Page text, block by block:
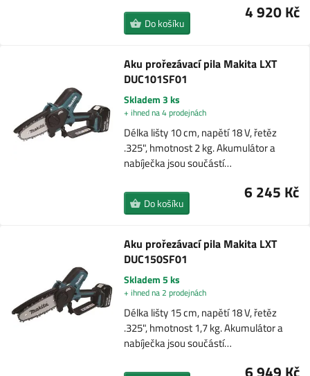
4 920 Kč
Do košíku
Aku prořezávací pila Makita LXT
DUC101SF01
Skladem 3 ks
+ ihned na 4 prodejnách
Délka lišty 10 cm, napětí 18 V, řetěz
.325", hmotnost 2 kg. Akumulátor a
nabíječka jsou součástí…
6 245 Kč
Do košíku
Aku prořezávací pila Makita LXT
DUC150SF01
Skladem 5 ks
+ ihned na 2 prodejnách
Délka lišty 15 cm, napětí 18 V, řetěz
.325", hmotnost 1,7 kg. Akumulátor a
nabíječka jsou součástí…